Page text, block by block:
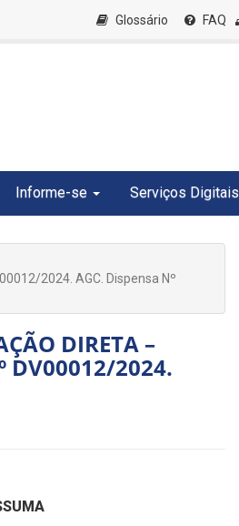
Glossário FAQ
Informe-se Serviços Digitais
2024. AGC. Dispensa Nº
DIRETA –
DV00012/2024.